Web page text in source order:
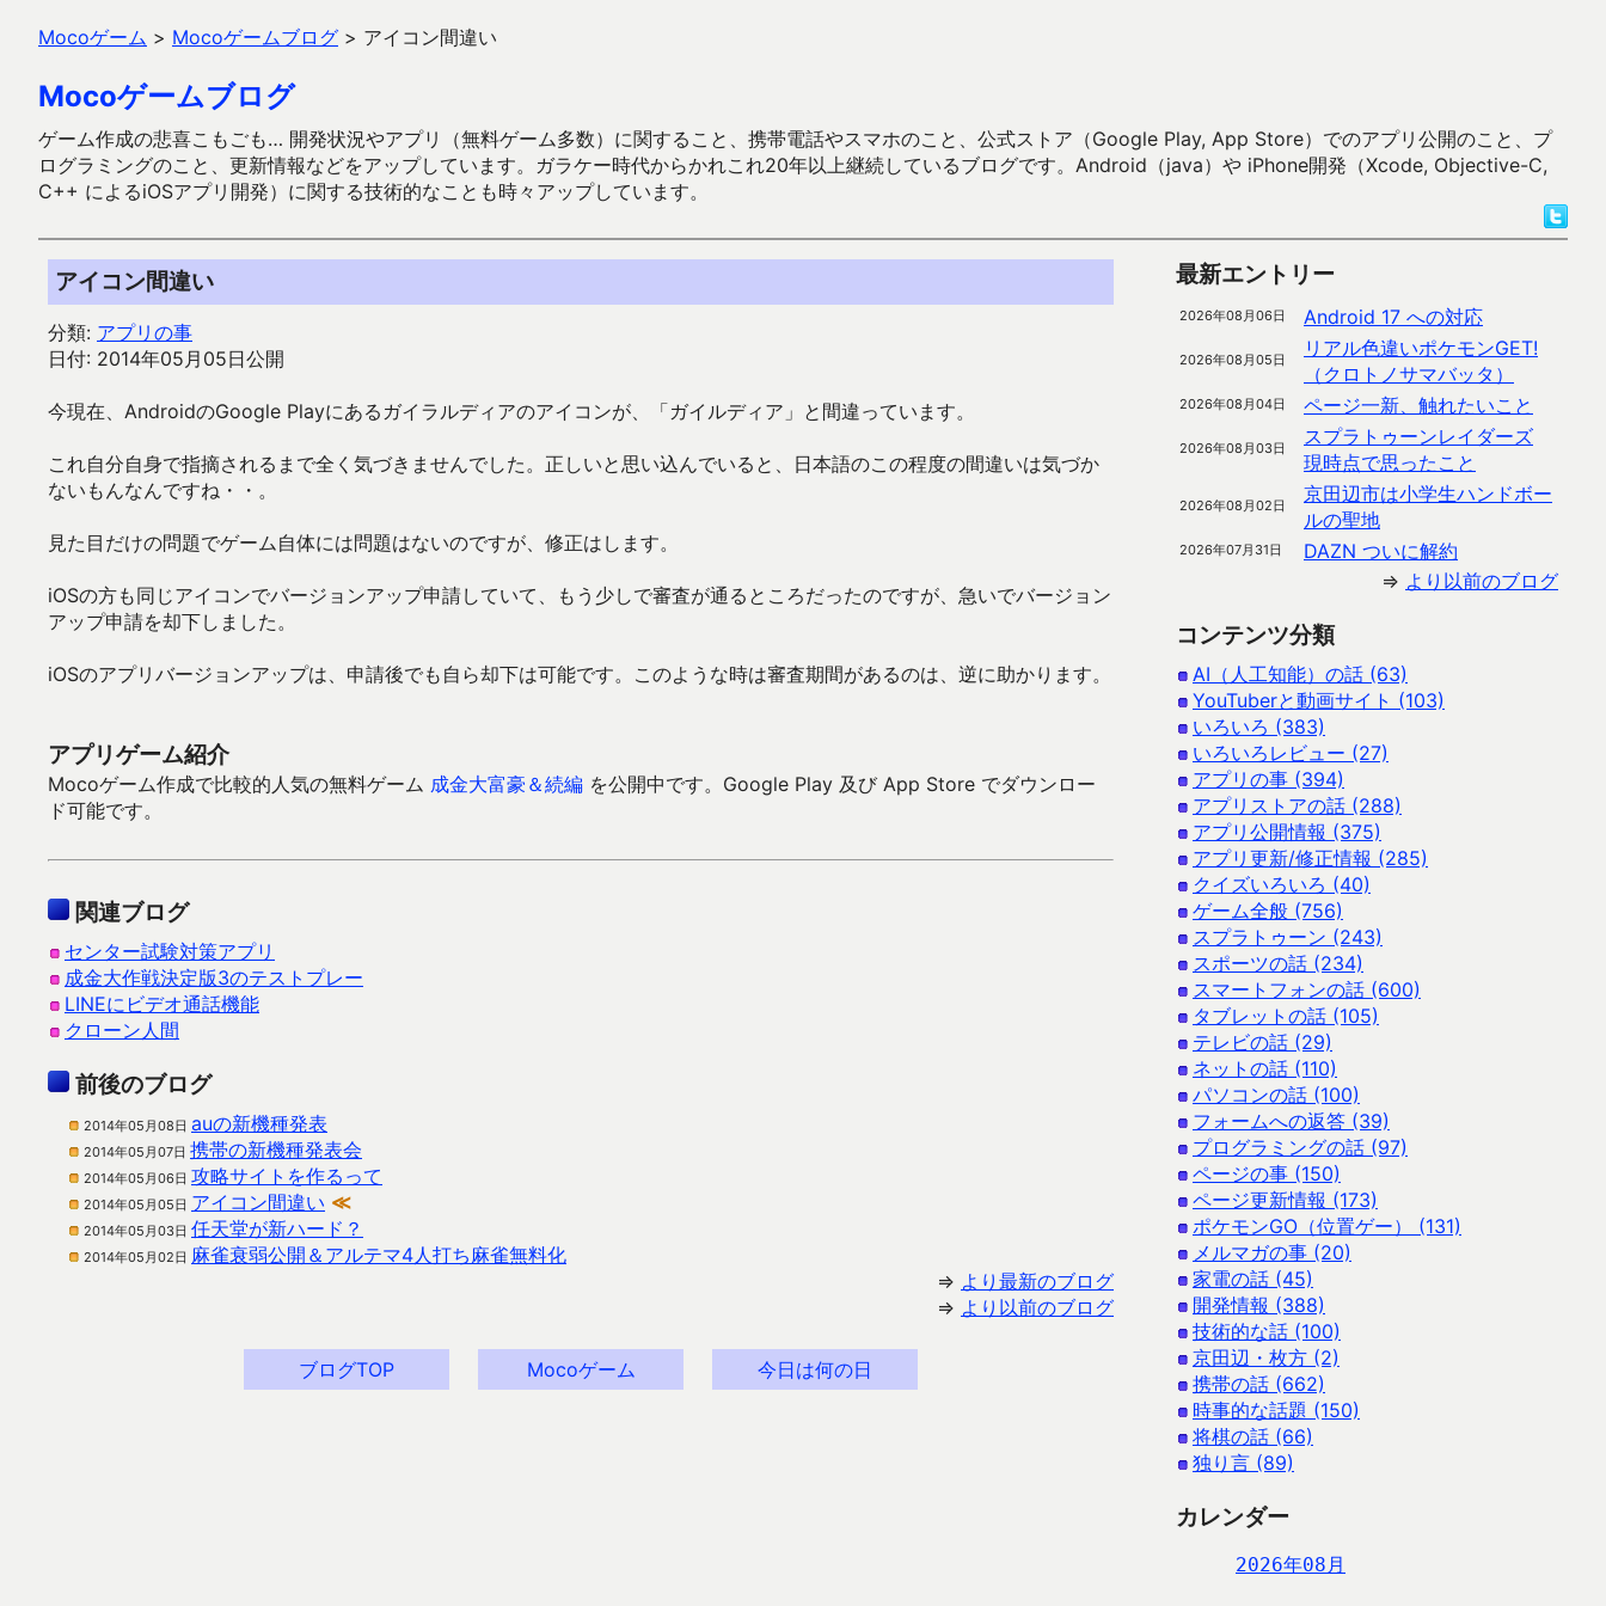
Mocoゲーム > Mocoゲームブログ > アイコン間違い
Mocoゲームブログ
ゲーム作成の悲喜こもごも… 開発状況やアプリ（無料ゲーム多数）に関すること、携帯電話やスマホのこと、公式ストア（Google Play, App Store）でのアプリ公開のこと、プ
ログラミングのこと、更新情報などをアップしています。ガラケー時代からかれこれ20年以上継続しているブログです。Android（java）や iPhone開発（Xcode, Objective-C,
C++ によるiOSアプリ開発）に関する技術的なことも時々アップしています。
アイコン間違い
分類: アプリの事
日付: 2014年05月05日公開
今現在、AndroidのGoogle Playにあるガイラルディアのアイコンが、「ガイルディア」と間違っています。
これ自分自身で指摘されるまで全く気づきませんでした。正しいと思い込んでいると、日本語のこの程度の間違いは気づか
ないもんなんですね・・。
見た目だけの問題でゲーム自体には問題はないのですが、修正はします。
iOSの方も同じアイコンでバージョンアップ申請していて、もう少しで審査が通るところだったのですが、急いでバージョン
アップ申請を却下しました。
iOSのアプリバージョンアップは、申請後でも自ら却下は可能です。このような時は審査期間があるのは、逆に助かります。
アプリゲーム紹介
Mocoゲーム作成で比較的人気の無料ゲーム 成金大富豪＆続編 を公開中です。Google Play 及び App Store でダウンロー
ド可能です。
関連ブログ
センター試験対策アプリ
成金大作戦決定版3のテストプレー
LINEにビデオ通話機能
クローン人間
前後のブログ
2014年05月08日 auの新機種発表
2014年05月07日 携帯の新機種発表会
2014年05月06日 攻略サイトを作るって
2014年05月05日 アイコン間違い ≪
2014年05月03日 任天堂が新ハード？
2014年05月02日 麻雀衰弱公開＆アルテマ4人打ち麻雀無料化
⇒ より最新のブログ
⇒ より以前のブログ
ブログTOP Mocoゲーム 今日は何の日
最新エントリー
2026年08月06日 Android 17 への対応
2026年08月05日
リアル色違いポケモンGET!
（クロトノサマバッタ）
2026年08月04日 ページ一新、触れたいこと
2026年08月03日
スプラトゥーンレイダーズ
現時点で思ったこと
2026年08月02日
京田辺市は小学生ハンドボー
ルの聖地
2026年07月31日
DAZN ついに解約
⇒ より以前のブログ
コンテンツ分類
AI（人工知能）の話 (63)
YouTuberと動画サイト (103)
いろいろ (383)
いろいろレビュー (27)
アプリの事 (394)
アプリストアの話 (288)
アプリ公開情報 (375)
アプリ更新/修正情報 (285)
クイズいろいろ (40)
ゲーム全般 (756)
スプラトゥーン (243)
スポーツの話 (234)
スマートフォンの話 (600)
タブレットの話 (105)
テレビの話 (29)
ネットの話 (110)
パソコンの話 (100)
フォームへの返答 (39)
プログラミングの話 (97)
ページの事 (150)
ページ更新情報 (173)
ポケモンGO（位置ゲー） (131)
メルマガの事 (20)
家電の話 (45)
開発情報 (388)
技術的な話 (100)
京田辺・枚方 (2)
携帯の話 (662)
時事的な話題 (150)
将棋の話 (66)
独り言 (89)
カレンダー
2026年08月